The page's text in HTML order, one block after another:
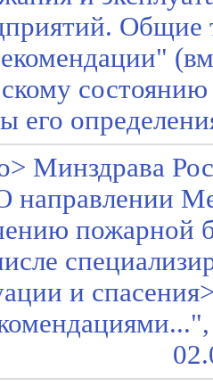
Общие
его
Минздрава
направлении
пожарной
и